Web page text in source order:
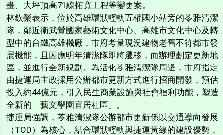
畫、大坪頂高71線拓寬工程等變更案。
林欽榮表示，位於高雄環狀輕軌五權國小站旁的苓雅清潔
隊，鄰近衛武營國家藝術文化中心、高雄市文化中心及轉
型中的台鐵高雄機廠，市府考量現況建物老舊不符都市發
展機能，且因應明年清潔隊即將遷移，而辦理劃定更新地
區，並進行全新規劃。為活化苓雅清潔隊周邊，市府指定
由捷運局主政採用公辦都市更新方式進行招商開發，預估
投入約44億元，引入民生商業設施與社會福利功能，塑造
全新的「藝文學園宜居社區」。
捷運局強調，苓雅清潔隊公辦都市更新係以交通導向發展
（TOD）為核心，結合環狀輕軌與捷運黃線的建設優勢，